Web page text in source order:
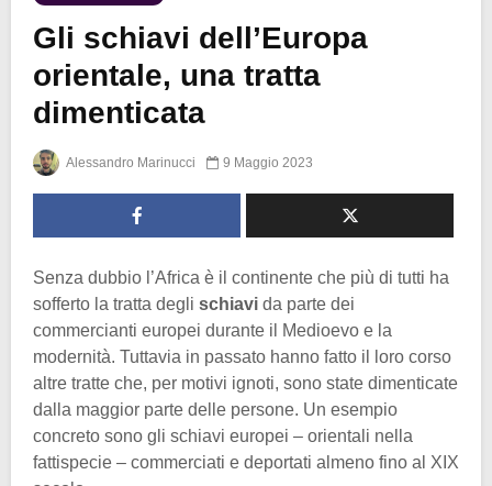
Gli schiavi dell’Europa
orientale, una tratta
dimenticata
Alessandro Marinucci 9 Maggio 2023
Senza dubbio l’Africa è il continente che più di tutti ha
sofferto la tratta degli schiavi da parte dei
commercianti europei durante il Medioevo e la
modernità. Tuttavia in passato hanno fatto il loro corso
altre tratte che, per motivi ignoti, sono state dimenticate
dalla maggior parte delle persone. Un esempio
concreto sono gli schiavi europei – orientali nella
fattispecie – commerciati e deportati almeno fino al XIX